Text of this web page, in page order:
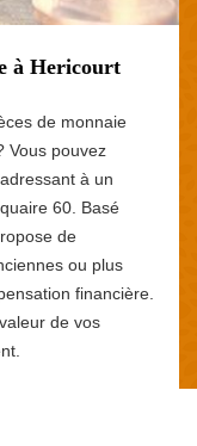
à Hericourt
de monnaie
Vous pouvez
à un
60. Basé
de
ou plus
financière.
de vos